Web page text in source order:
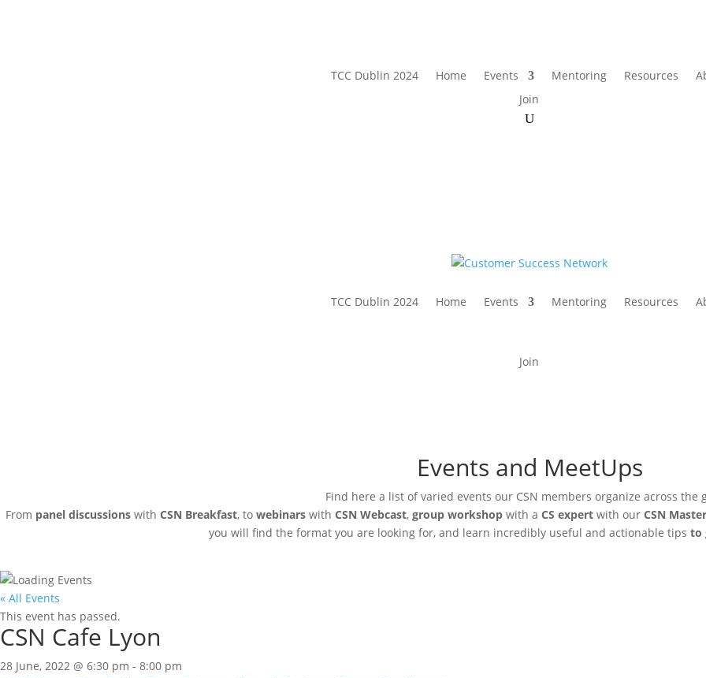
TCC Dublin 2024 Home Events Mentoring Resources
Join
TCC Dublin 2024 Home Events Mentoring Resources
Join
Events and MeetUps
Find here a list of varied events our CSN members organize across the
From panel discussions with CSN Breakfast, to webinars with CSN Webcast, group workshop with a CS expert with our CSN
you will find the format you are looking for, and learn incredibly useful and actionable tips to
« All Events
This event has passed.
CSN Cafe Lyon
28 June, 2022 @ 6:30 pm - 8:00 pm